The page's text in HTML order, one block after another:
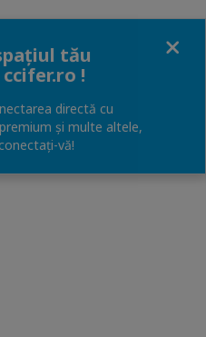
tău
!
directă cu
și multe altele,
vă!